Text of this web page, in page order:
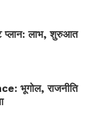
प्लान: लाभ, शुरुआत
भूगोल, राजनीति